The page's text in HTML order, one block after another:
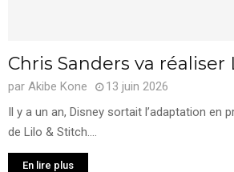
Chris Sanders va réaliser
par Akibe Kone
13 juin 2026
Il y a un an, Disney sortait l’adaptation en
de Lilo & Stitch....
En lire plus